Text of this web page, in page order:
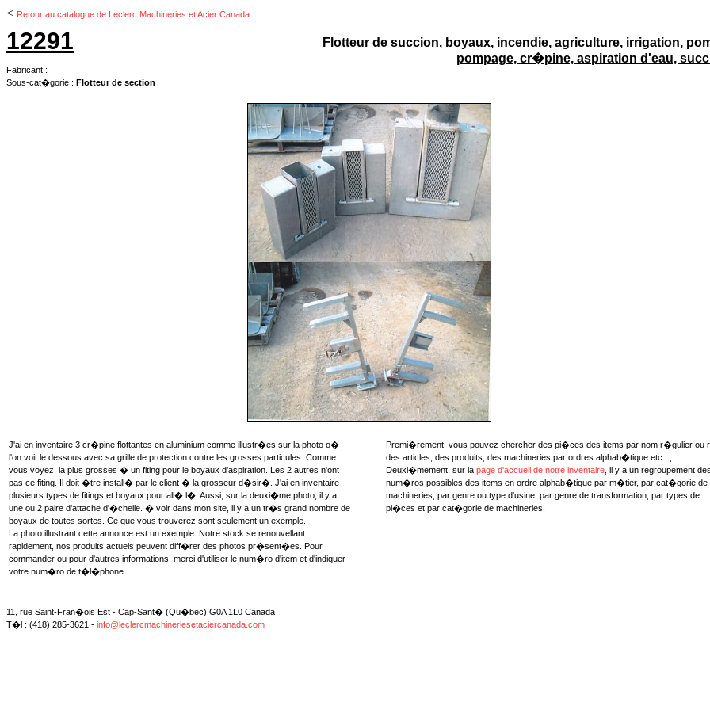
< Retour au catalogue de Leclerc Machineries et Acier Canada
12291
Fabricant :
Sous-cat�gorie : Flotteur de section
Flotteur de succion, boyaux, incendie, agriculture, irrigation,
pompage, cr�pine, aspiration d'eau,
J'ai en inventaire 3 cr�pine flottantes en aluminium comme illustr�es sur la photo o�
l'on voit le dessous avec sa grille de protection contre les grosses particules. Comme
vous voyez, la plus grosses � un fiting pour le boyaux d'aspiration. Les 2 autres n'ont
pas ce fiting. Il doit �tre install� par le client � la grosseur d�sir�. J'ai en inventaire
plusieurs types de fitings et boyaux pour all� l�. Aussi, sur la deuxi�me photo, il y a
une ou 2 paire d'attache d'�chelle. � voir dans mon site, il y a un tr�s grand nombre de
boyaux de toutes sortes. Ce que vous trouverez sont seulement un exemple.
La photo illustrant cette annonce est un exemple. Notre stock se renouvellant
rapidement, nos produits actuels peuvent diff�rer des photos pr�sent�es. Pour
commander ou pour d'autres informations, merci d'utiliser le num�ro d'item et d'indiquer
votre num�ro de t�l�phone.
Premi�rement, vous pouvez chercher des pi�ces des items par nom r�gulier ou
des articles, des produits, des machineries par ordres alphab�tique etc...,
Deuxi�mement, sur la page d'accueil de notre inventaire , il y a un regroupement des
num�ros possibles des items en ordre alphab�tique par m�tier, par cat�gorie de
machineries, par genre ou type d'usine, par genre de transformation, par types de
pi�ces et par cat�gorie de machineries.
11, rue Saint-Fran�ois Est - Cap-Sant� (Qu�bec) G0A 1L0 Canada
T�l : (418) 285-3621 - info@leclercmachineriesetaciercanada.com